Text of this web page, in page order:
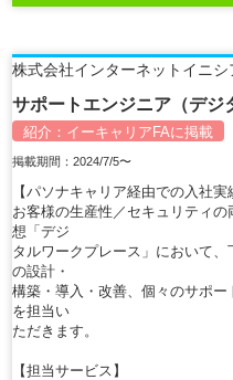
株式会社インターネットイニシ
サポートエンジニア（デジ
紹介： イーキャリアFAに掲載
掲載期間：2024/7/5〜
【パソナキャリア経由での入社実
お客様の生産性／セキュリティ
想「デジ
タルワークプレース」において
の設計・
構築・導入・改善、個々のサポ
を担当い
ただきます。
【担当サービス】